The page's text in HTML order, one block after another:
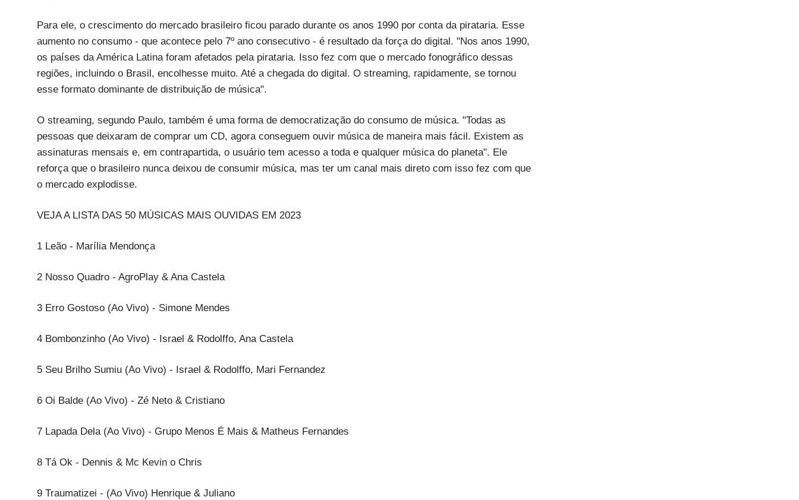
Para ele, o crescimento do mercado brasileiro ficou parado durante os anos 1990 por conta da pirataria. Esse
aumento no consumo - que acontece pelo 7º ano consecutivo - é resultado da força do digital. "Nos anos 1990,
os países da América Latina foram afetados pela pirataria. Isso fez com que o mercado fonográfico dessas
regiões, incluindo o Brasil, encolhesse muito. Até a chegada do digital. O streaming, rapidamente, se tornou
esse formato dominante de distribuição de música".
O streaming, segundo Paulo, também é uma forma de democratização do consumo de música. "Todas as
pessoas que deixaram de comprar um CD, agora conseguem ouvir música de maneira mais fácil. Existem as
assinaturas mensais e, em contrapartida, o usuário tem acesso a toda e qualquer música do planeta". Ele
reforça que o brasileiro nunca deixou de consumir música, mas ter um canal mais direto com isso fez com que
o mercado explodisse.
VEJA A LISTA DAS 50 MÚSICAS MAIS OUVIDAS EM 2023
1 Leão - Marília Mendonça
2 Nosso Quadro - AgroPlay & Ana Castela
3 Erro Gostoso (Ao Vivo) - Simone Mendes
4 Bombonzinho (Ao Vivo) - Israel & Rodolffo, Ana Castela
5 Seu Brilho Sumiu (Ao Vivo) - Israel & Rodolffo, Mari Fernandez
6 Oi Balde (Ao Vivo) - Zé Neto & Cristiano
7 Lapada Dela (Ao Vivo) - Grupo Menos É Mais & Matheus Fernandes
8 Tá Ok - Dennis & Mc Kevin o Chris
9 Traumatizei - (Ao Vivo) Henrique & Juliano